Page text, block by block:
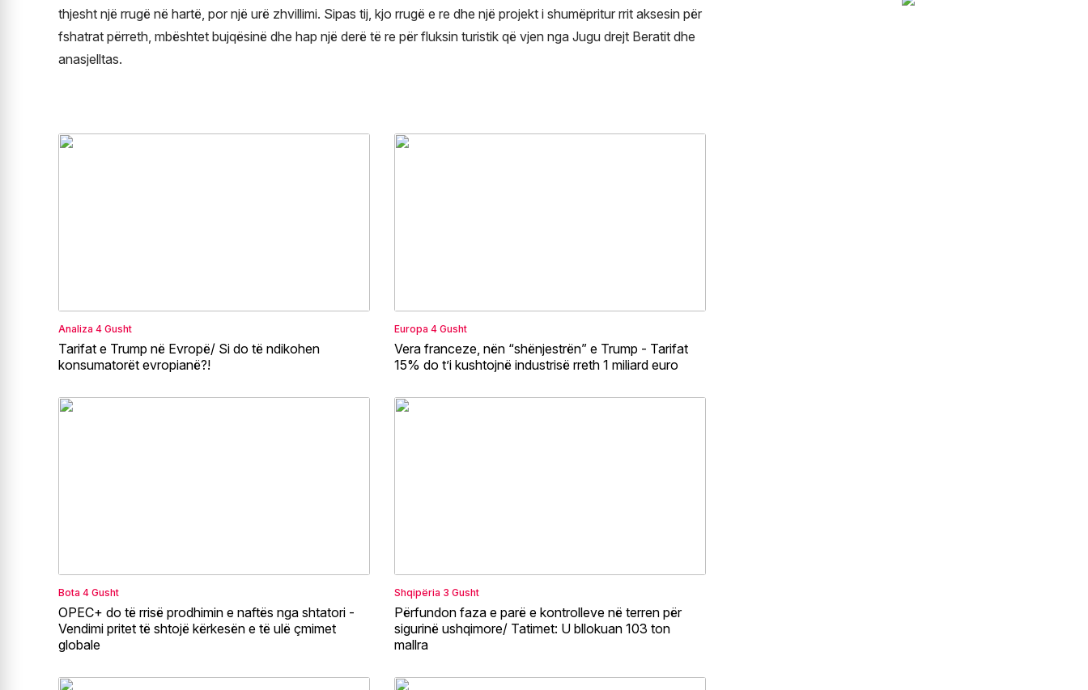
thjesht një rrugë në hartë, por një urë zhvillimi. Sipas tij, kjo rrugë e re dhe një projekt i shumëpritur rrit aksesin për
fshatrat përreth, mbështet bujqësinë dhe hap një derë të re për fluksin turistik që vjen nga Jugu drejt Beratit dhe
anasjelltas.
Analiza 4 Gusht
Tarifat e Trump në Evropë/ Si do të ndikohen
konsumatorët evropianë?!
Europa 4 Gusht
Vera franceze, nën “shënjestrën” e Trump - Tarifat
15% do t’i kushtojnë industrisë rreth 1 miliard euro
Bota 4 Gusht
OPEC+ do të rrisë prodhimin e naftës nga shtatori -
Vendimi pritet të shtojë kërkesën e të ulë çmimet
globale
Shqipëria 3 Gusht
Përfundon faza e parë e kontrolleve në terren për
sigurinë ushqimore/ Tatimet: U bllokuan 103 ton
mallra